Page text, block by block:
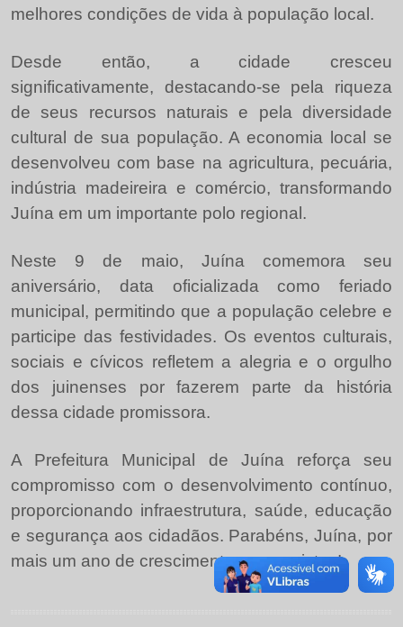
melhores condições de vida à população local.
Desde então, a cidade cresceu
significativamente, destacando-se pela riqueza
de seus recursos naturais e pela diversidade
cultural de sua população. A economia local se
desenvolveu com base na agricultura, pecuária,
indústria madeireira e comércio, transformando
Juína em um importante polo regional.
Neste 9 de maio, Juína comemora seu
aniversário, data oficializada como feriado
municipal, permitindo que a população celebre e
participe das festividades. Os eventos culturais,
sociais e cívicos refletem a alegria e o orgulho
dos juinenses por fazerem parte da história
dessa cidade promissora.
A Prefeitura Municipal de Juína reforça seu
compromisso com o desenvolvimento contínuo,
proporcionando infraestrutura, saúde, educação
e segurança aos cidadãos. Parabéns, Juína, por
mais um ano de crescimento e conquistas!